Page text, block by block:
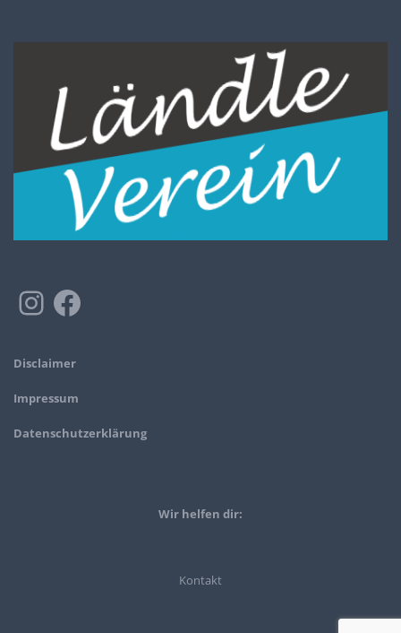
Disclaimer
Impressum
Datenschutzerklärung
Wir helfen dir:
Kontakt